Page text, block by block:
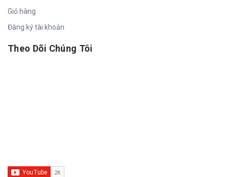
Giỏ hàng
Đăng ký tài khoản
Theo Dõi Chúng Tôi